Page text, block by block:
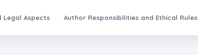
Legal Aspects Author Responsibilities and Ethical Rules